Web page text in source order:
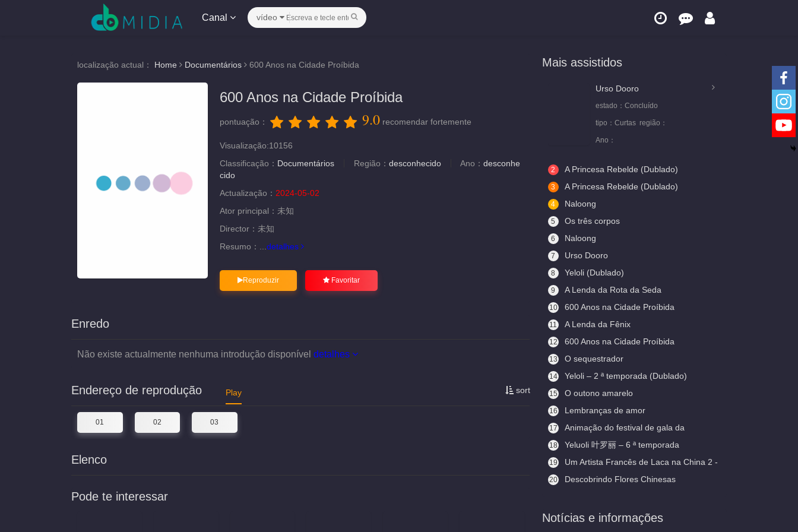
Canal vídeo
localização actual： Home Documentários 600 Anos na Cidade Proíbida
600 Anos na Cidade Proíbida
pontuação： 9.0 recomendar fortemente
Visualização:10156
Classificação： Documentários Região： desconhecido Ano： desconhe
cido
Actualização： 2024-05-02
Ator principal： 未知
Director： 未知
Resumo：
detalhes
Reproduzir Favoritar
Enredo
Não existe actualmente nenhuma introdução disponível detalhes
sort
Endereço de reprodução Play
01 02 03
Elenco
Pode te interessar
Mais assistidos
Urso Dooro
estado： Concluído
tipo： Curtas região：
Ano：
2 A Princesa Rebelde (Dublado)
3 A Princesa Rebelde (Dublado)
4 Naloong
5 Os três corpos
6 Naloong
7 Urso Dooro
8 Yeloli (Dublado)
9 A Lenda da Rota da Seda
10
600 Anos na Cidade Proíbida
(Legendado)
11 A Lenda da Fênix
12 600 Anos na Cidade Proíbida
13 O sequestrador
14 Yeloli – 2 ª temporada (Dublado)
15 O outono amarelo
16 Lembranças de amor
17
Animação do festival de gala da
primavera
18
Yeluoli 叶罗丽 – 6 ª temporada
(Legendado)
19
Um Artista Francês de Laca na China 2 -
Aceitando Aprendizes
20
Descobrindo Flores Chinesas
Notícias e informações